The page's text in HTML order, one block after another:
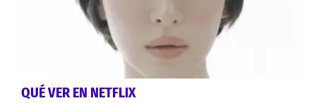
QUÉ VER EN NETFLIX